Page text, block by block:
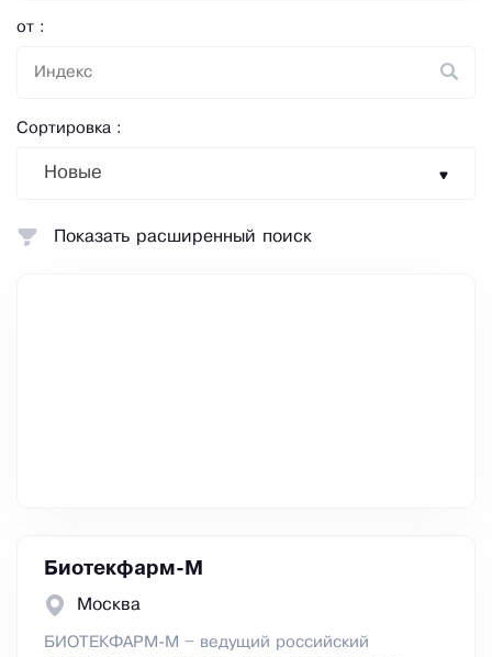
от :
Сортировка :
Новые
Биотекфарм-М
Москва
БИОТЕКФАРМ-М – ведущий российский
Показать расширенный поиск